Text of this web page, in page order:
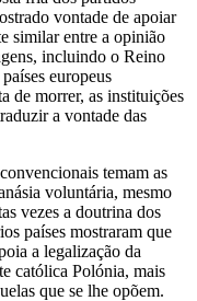
vontade de apoiar
similar entre a opinião
incluindo o Reino
europeus
de morrer, as instituições
a vontade das
temam as
voluntária, mesmo
vezes a doutrina dos
países mostraram que
a legalização da
católica Polónia, mais
que se lhe opõem.